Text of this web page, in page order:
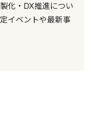
化・DX推進につい
イベントや最新事